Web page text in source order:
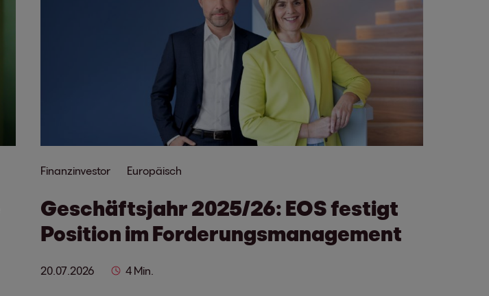
Finanzinvestor Europäisch
Geschäftsjahr 2025/26: EOS festigt
Position im Forderungsmanagement
20.07.2026 4 Min.